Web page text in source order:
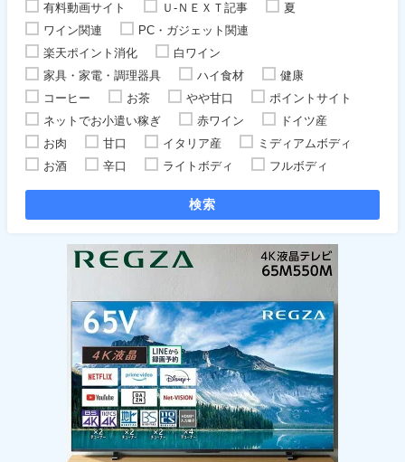
有料動画サイト
Ｕ-ＮＥＸＴ記事
夏
ワイン関連
PC・ガジェット関連
楽天ポイント消化
白ワイン
家具・家電・調理器具
ハイ食材
健康
コーヒー
お茶 やや甘口
ポイントサイト
ネットでお小遣い稼ぎ
赤ワイン
ドイツ産
お肉
甘口 イタリア産
ミディアムボディ
お酒
辛口 ライトボディ フルボディ
検索